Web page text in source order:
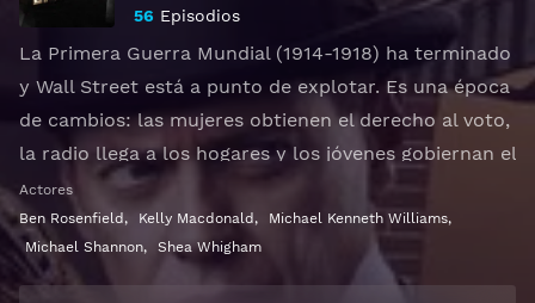
56 Episodios
La Primera Guerra Mundial (1914-1918) ha terminado
y Wall Street está a punto de explotar. Es una época
de cambios: las mujeres obtienen el derecho al voto,
la radio llega a los hogares y los jóvenes gobiernan el
mundo. Atlantic City (Nueva Jersey) es un
espectacular lugar de vacaciones en el que sólo se
respetan las reglas impuestas por Enoch "Nucky"
Thompson (Steve Buscemi). Basada en hechos
Actores
Ben Rosenfield , Kelly Macdonald , Michael Kenneth Williams,
Michael Shannon, Shea Whigham